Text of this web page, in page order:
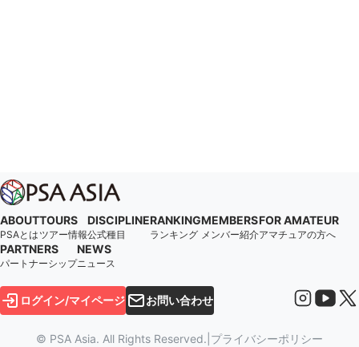
ABOUT
PSAとは
TOURS
ツアー情報
DISCIPLINE
公式種目
RANKING
ランキング
MEMBERS
メンバー紹介
FOR AMATEUR
アマチュアの方へ
PARTNERS
パートナーシップ
NEWS
ニュース
ログイン/マイページ お問い合わせ
© PSA Asia. All Rights Reserved. プライバシーポリシー